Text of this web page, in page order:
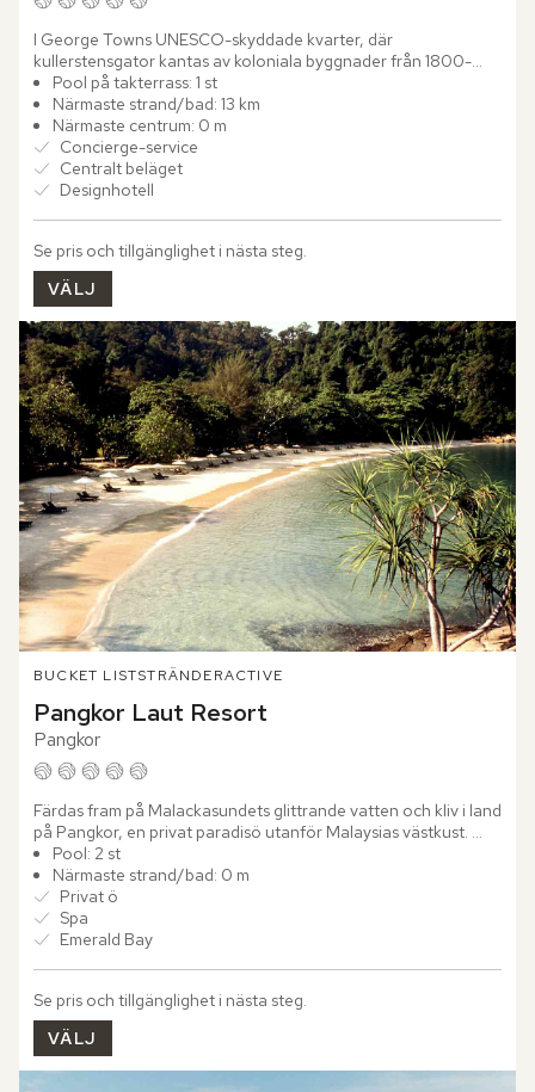
I George Towns UNESCO-skyddade kvarter, där
kullerstensgator kantas av koloniala byggnader från 1800-
talet, reser sig The Prestige Hotel. Den viktorianska
inspirationen träder fram...
Pool på takterrass: 1 st
Närmaste strand/bad: 13 km
Närmaste centrum: 0 m
Concierge-service
Centralt beläget
Designhotell
Se pris och tillgänglighet i nästa steg.
VÄLJ
BUCKET LISTSTRÄNDERACTIVE
Pangkor Laut Resort
Pangkor
Färdas fram på Malackasundets glittrande vatten och kliv i land
på Pangkor, en privat paradisö utanför Malaysias västkust.
Inbäddad i den två miljoner år gamla regnskogen breder...
Pool: 2 st
Närmaste strand/bad: 0 m
Privat ö
Spa
Emerald Bay
Se pris och tillgänglighet i nästa steg.
VÄLJ